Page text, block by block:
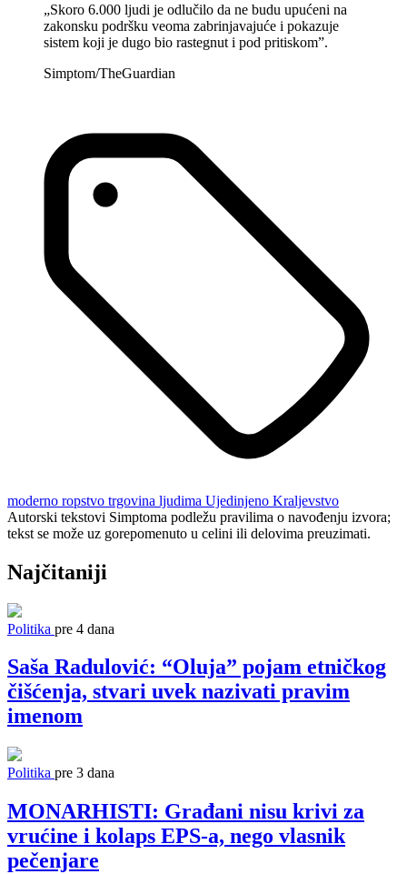
„Skoro 6.000 ljudi je odlučilo da ne budu upućeni na
zakonsku podršku veoma zabrinjavajuće i pokazuje
sistem koji je dugo bio rastegnut i pod pritiskom”.
Simptom/TheGuardian
moderno ropstvo trgovina ljudima Ujedinjeno Kraljevstvo
Autorski tekstovi Simptoma podležu pravilima o navođenju izvora;
tekst se može uz gorepomenuto u celini ili delovima preuzimati.
Najčitaniji
Politika pre 4 dana
Saša Radulović: “Oluja” pojam etničkog
čišćenja, stvari uvek nazivati pravim
imenom
Politika pre 3 dana
MONARHISTI: Građani nisu krivi za
vrućine i kolaps EPS-a, nego vlasnik
pečenjare